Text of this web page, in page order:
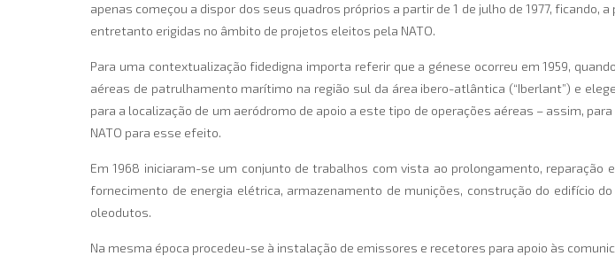
apenas começou a dispor dos seus quadros próprios a partir de 1 de julho de 1977,
entretanto erigidas no âmbito de projetos eleitos pela NATO.
Para uma contextualização fidedigna importa referir que a génese ocorreu em 1959,
aéreas de patrulhamento marítimo na região sul da área ibero-atlântica (“Iberlant”) e
para a localização de um aeródromo de apoio a este tipo de operações aéreas – assim,
NATO para esse efeito.
Em 1968 iniciaram-se um conjunto de trabalhos com vista ao prolongamento,
fornecimento de energia elétrica, armazenamento de munições, construção do edifício
oleodutos.
Na mesma época procedeu-se à instalação de emissores e recetores para apoio às